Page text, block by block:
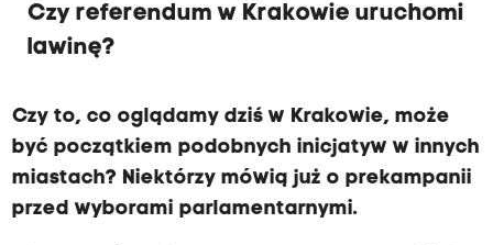
Czy referendum w Krakowie uruchomi
lawinę?
Czy to, co oglądamy dziś w Krakowie, może
być początkiem podobnych inicjatyw w innych
miastach? Niektórzy mówią już o prekampanii
przed wyborami parlamentarnymi.